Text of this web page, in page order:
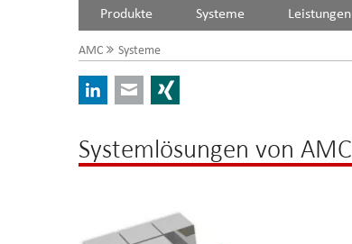
Produkte Systeme Leistungen
AMC Systeme
LinkedInE-mail
Systemlösungen von AMC